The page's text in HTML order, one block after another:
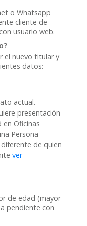
o Whatsapp
cliente de
usuario web.
el nuevo titular y
datos:
actual.
presentación
Oficinas
Persona
diferente de quien
ver
de edad (mayor
pendiente con